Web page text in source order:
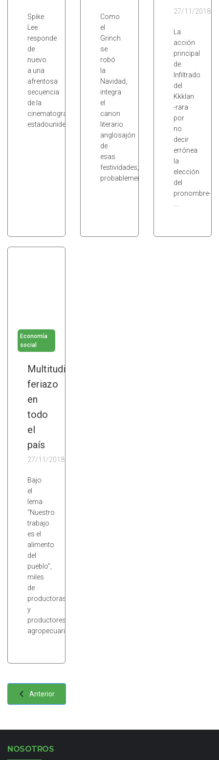
Spike
Lee
responde
de
nuevo
a una
afrentosa
secuencia
de la
cinematografía
estadounidense.
Como
el
Grinch
se
robó
la
Navidad,
integra
el
canon
literario
anglosajón
de
esas
festividades,
probablemente…
27/11/2018
La
acción
principal
de
Infiltrado
del
Kkklan
-rara
por
no
decir
errónea
la
elección
del
pronombre-
Economía
social
Multitudinario
feriazo
en
todo
el
país
27/11/2018
Bajo
el
lema
“Nuestro
trabajo
es el
alimento
del
pueblo”,
miles
de
productoras
y
productores
agropecuarios…
Anterior
NOSOTROS